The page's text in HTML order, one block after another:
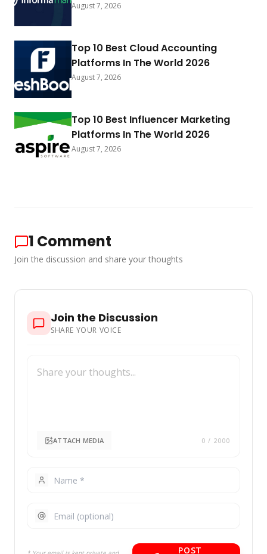
August 7, 2026
Top 10 Best Cloud Accounting
Platforms In The World 2026
August 7, 2026
Top 10 Best Influencer Marketing
Platforms In The World 2026
August 7, 2026
1 Comment
Join the discussion and share your thoughts
Join the Discussion
SHARE YOUR VOICE
ATTACH MEDIA 0 / 2000
POST